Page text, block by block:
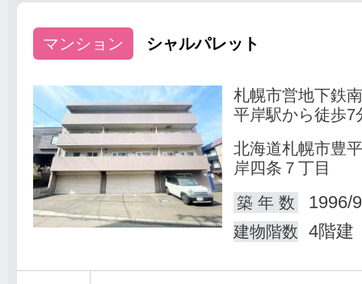
マンション シャルパレット
札幌市営地下鉄
平岸駅から徒歩7
北海道札幌市豊
岸四条７丁目
築 年 数
1996/
建物階数 4階建